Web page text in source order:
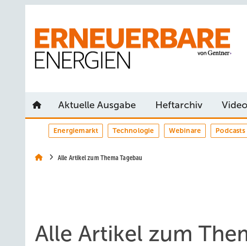
Aktuelle Ausgabe Heftarchiv
Energiemarkt Technologie Webinare Podcasts
Alle Artikel zum Thema Tagebau
Alle Artikel zum